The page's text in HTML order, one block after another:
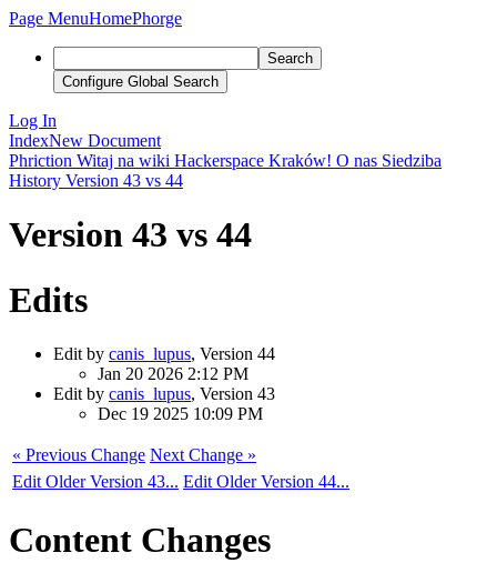
Page MenuHomePhorge
Search
Configure Global Search
Log In
IndexNew Document
Phriction Witaj na wiki Hackerspace Kraków! O nas Siedziba
History Version 43 vs 44
Version 43 vs 44
Edits
Edit by canis_lupus, Version 44
Jan 20 2026 2:12 PM
Edit by canis_lupus, Version 43
Dec 19 2025 10:09 PM
« Previous Change Next Change »
Edit Older Version 43... Edit Older Version 44...
Content Changes